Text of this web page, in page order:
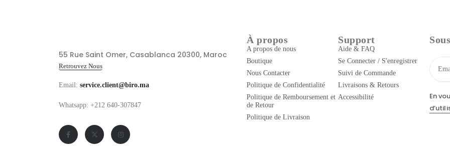
55 Rue Saint Omer, Casablanca 20300, Maroc
Retrouvez Nous
Email: service.client@biro.ma
Whatsapp: +212 640-307847
À propos
A propos de nous
Boutique
Nous Contacter
Politique de Confidentialité
Politique de Remboursement et
de Retour
Politique de Livraison
Support
Aide & FAQ
Se Connecter / S'enregistrer
Suivi de Commande
Livraisons & Retours
Accessibilité
En